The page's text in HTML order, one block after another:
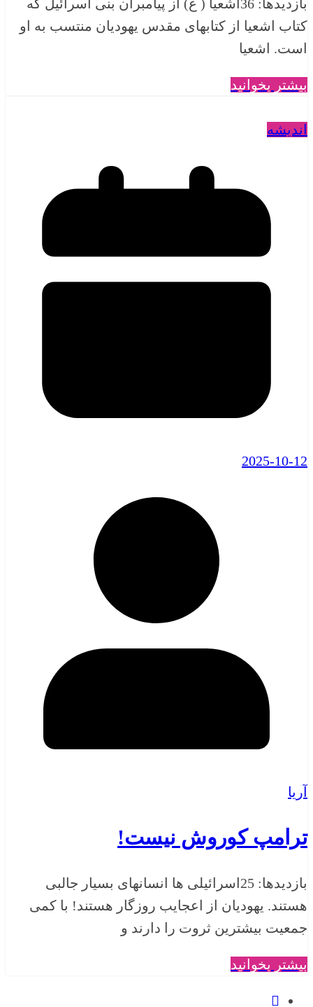
بازدیدها: 36اشعیا ( ع) از پیامبران بنی اسرائیل که
کتاب اشعیا از کتابهای مقدس یهودیان منتسب به او
است. اشعیا
بیشتر بخوانید
اندیشه
2025-10-12
آریا
ترامپ کوروش نیست!
بازدیدها: 25اسرائیلی ها انسانهای بسیار جالبی
هستند. یهودیان از اعجایب روزگار هستند! با کمی
جمعیت بیشترین ثروت را دارند و
بیشتر بخوانید